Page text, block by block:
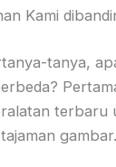
Kami
tanya,
terbaru
gambar.